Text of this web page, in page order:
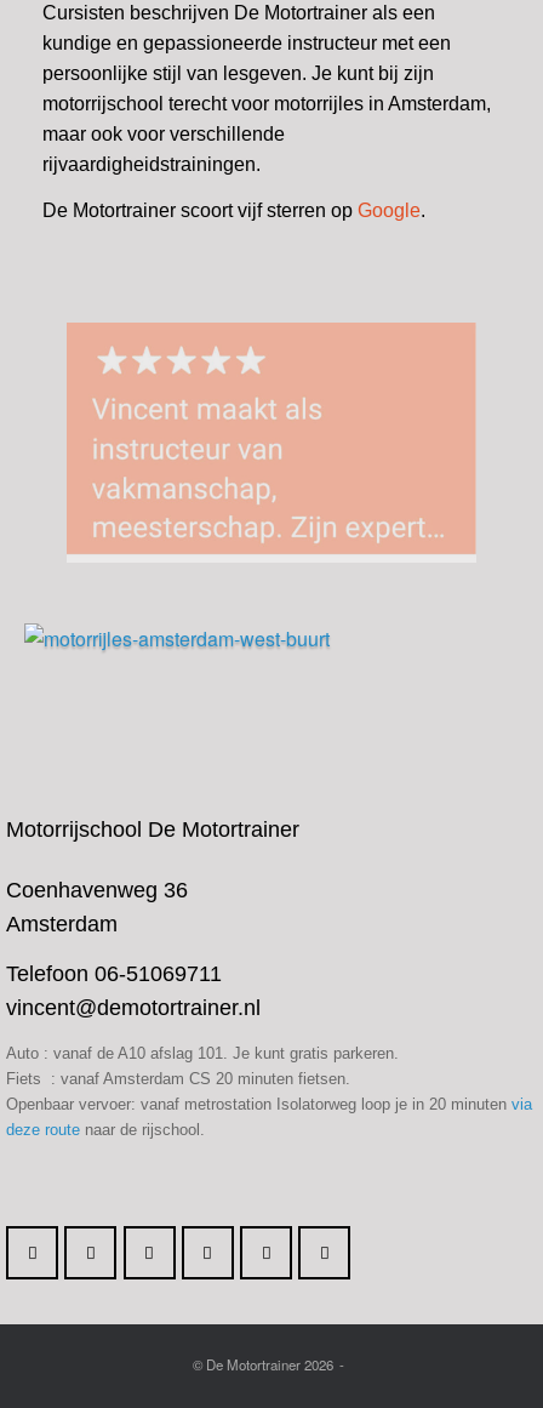
Cursisten beschrijven De Motortrainer als een
kundige en gepassioneerde instructeur met een
persoonlijke stijl van lesgeven. Je kunt bij zijn
motorrijschool terecht voor motorrijles in Amsterdam,
maar ook voor verschillende
rijvaardigheidstrainingen.
De Motortrainer scoort vijf sterren op Google.
Telefoon 06-51069711
Auto : vanaf de A10 afslag 101. Je kunt gratis parkeren.
Fiets : vanaf Amsterdam CS 20 minuten fietsen.
deze route naar de rijschool.